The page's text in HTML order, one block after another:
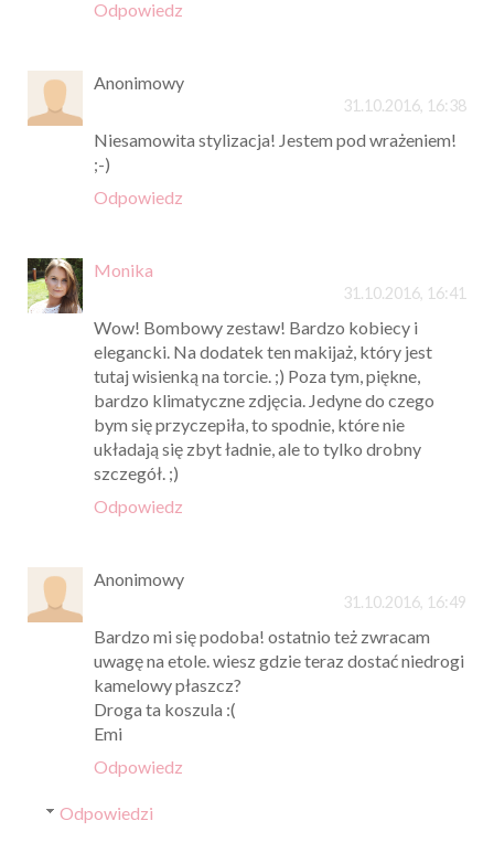
Odpowiedz
Anonimowy
31.10.2016, 16:38
Niesamowita stylizacja! Jestem pod wrażeniem!
;-)
Odpowiedz
Monika
31.10.2016, 16:41
Wow! Bombowy zestaw! Bardzo kobiecy i
elegancki. Na dodatek ten makijaż, który jest
tutaj wisienką na torcie. ;) Poza tym, piękne,
bardzo klimatyczne zdjęcia. Jedyne do czego
bym się przyczepiła, to spodnie, które nie
układają się zbyt ładnie, ale to tylko drobny
szczegół. ;)
Odpowiedz
Anonimowy
31.10.2016, 16:49
Bardzo mi się podoba! ostatnio też zwracam
uwagę na etole. wiesz gdzie teraz dostać niedrogi
kamelowy płaszcz?
Droga ta koszula :(
Emi
Odpowiedz
Odpowiedzi